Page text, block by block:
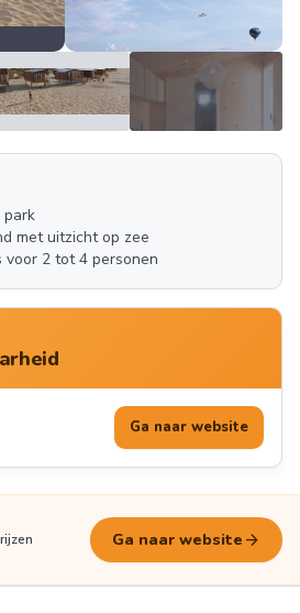
park
met uitzicht op zee
voor 2 tot 4 personen
Ga naar website
Ga naar website arrow_forward